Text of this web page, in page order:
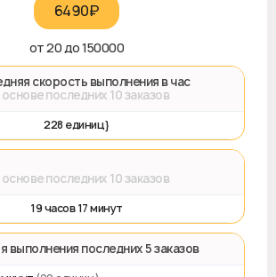
6490₽‎
от 20 до 150000
скорость выполнения в час
последних 10 заказов
228 единиц}
последних 10 заказов
19 часов 17 минут
выполнения последних 5 заказов